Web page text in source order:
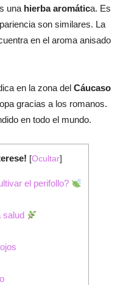
una hierba aromática. Es
son similares. La
en el aroma anisado
en la zona del Cáucaso
gracias a los romanos.
en todo el mundo.
[Ocultar]
el perifollo?
salud